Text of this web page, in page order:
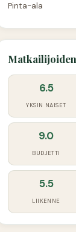
Pinta-ala
6.5
YKSIN NAISET
9.0
BUDJETTI
5.5
LIIKENNE